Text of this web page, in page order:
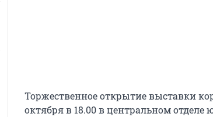
Торжественное открытие выставки
октября в 18.00 в центральном отделе